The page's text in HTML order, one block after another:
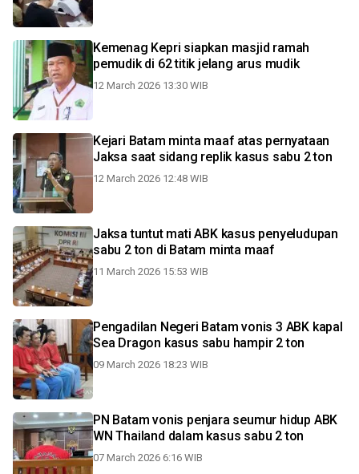
Kemenag Kepri siapkan masjid ramah
pemudik di 62 titik jelang arus mudik
12 March 2026 13:30 WIB
Kejari Batam minta maaf atas pernyataan
Jaksa saat sidang replik kasus sabu 2 ton
12 March 2026 12:48 WIB
Jaksa tuntut mati ABK kasus penyeludupan
sabu 2 ton di Batam minta maaf
11 March 2026 15:53 WIB
Pengadilan Negeri Batam vonis 3 ABK kapal
Sea Dragon kasus sabu hampir 2 ton
09 March 2026 18:23 WIB
PN Batam vonis penjara seumur hidup ABK
WN Thailand dalam kasus sabu 2 ton
07 March 2026 6:16 WIB